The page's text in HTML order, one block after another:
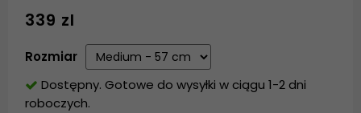
339 zl
Rozmiar
Dostępny. Gotowe do wysyłki w ciągu 1-2 dni
roboczych.